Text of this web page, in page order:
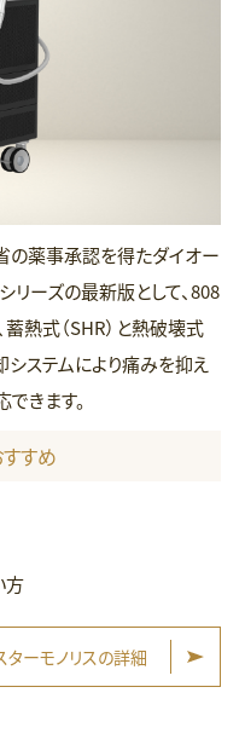
の薬事承認を得たダイオー
リーズの最新版として、808
熱式（SHR）と熱破壊式
システムにより痛みを抑え
きます。
すめ
方
ターモノリスの詳細